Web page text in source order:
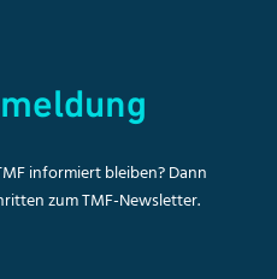
informiert bleiben? Dann
zum TMF-Newsletter.